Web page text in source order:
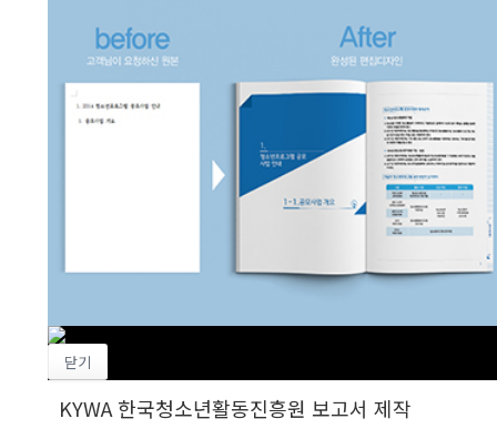
닫기
KYWA 한국청소년활동진흥원 보고서 제작